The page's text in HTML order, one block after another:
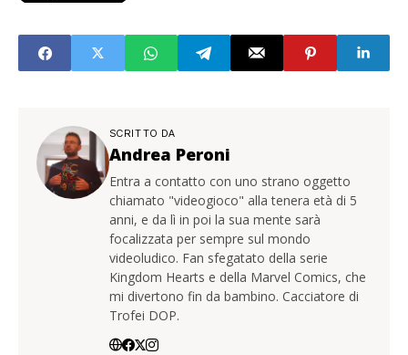
SCRITTO DA
Andrea Peroni
Entra a contatto con uno strano oggetto
chiamato "videogioco" alla tenera età di 5
anni, e da lì in poi la sua mente sarà
focalizzata per sempre sul mondo
videoludico. Fan sfegatato della serie
Kingdom Hearts e della Marvel Comics, che
mi divertono fin da bambino. Cacciatore di
Trofei DOP.